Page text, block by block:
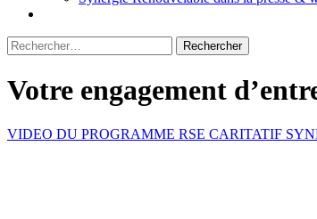
Rechercher :
Votre engagement
VIDEO DU PROGRAMME RSE CARITATIF